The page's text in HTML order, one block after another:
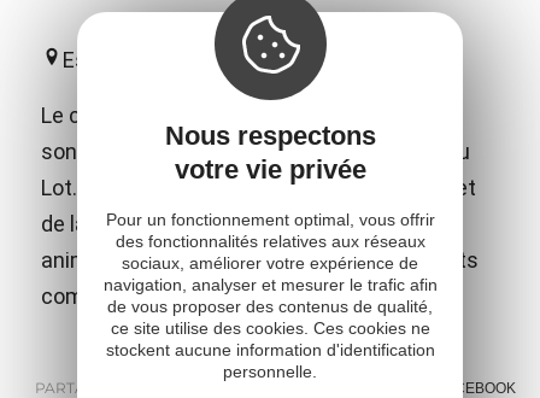
Espalion
Le château fort de Calmont d'Olt domine de
son sommet la ville d'Espalion et la vallée du
Lot. En plus des nombreux jeux médiévaux et
de la visite libre, le château propose des
animations et spectacles adaptés aux petits
comme aux grands !
PARTAGER : FACEBOOK
Nous respectons
votre vie privée
Pour un fonctionnement optimal, vous offrir
des fonctionnalités relatives aux réseaux
sociaux, améliorer votre expérience de
navigation, analyser et mesurer le trafic afin
de vous proposer des contenus de qualité,
ce site utilise des cookies. Ces cookies ne
stockent aucune information d'identification
personnelle.